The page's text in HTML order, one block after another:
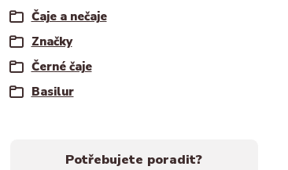
Čaje a nečaje
Značky
Černé čaje
Basilur
Potřebujete poradit?